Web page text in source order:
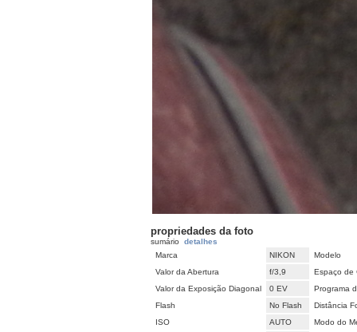
propriedades da foto
sumário detalhes
Marca
NIKON
Modelo
Valor da Abertura
f/3,9
Espaço de
Valor da Exposição Diagonal
0 EV
Programa
Flash
No Flash
Distância
ISO
AUTO
Modo do